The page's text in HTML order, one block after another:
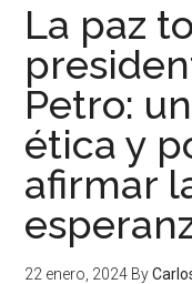
La paz
Petro:
ética y
afirmar
22 enero, 2024 By